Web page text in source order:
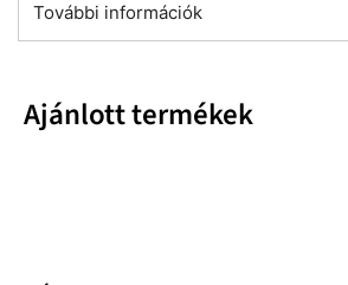
További információk
Ajánlott termékek